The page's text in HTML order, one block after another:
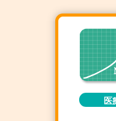
医